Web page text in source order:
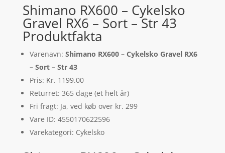
Shimano RX600 – Cykelsko
Gravel RX6 – Sort – Str 43
Produktfakta
Varenavn: Shimano RX600 – Cykelsko Gravel RX6
– Sort – Str 43
Pris: Kr. 1199.00
Returret: 365 dage (et helt år)
Fri fragt: Ja, ved køb over kr. 299
Vare ID: 4550170622596
Varekategori: Cykelsko